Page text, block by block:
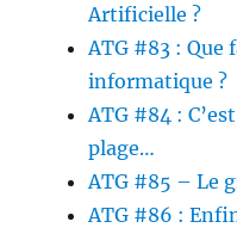
Artificielle ?
ATG #83 : Que
informatique ?
ATG #84 :
plage…
ATG #85 – Le
ATG #86 :